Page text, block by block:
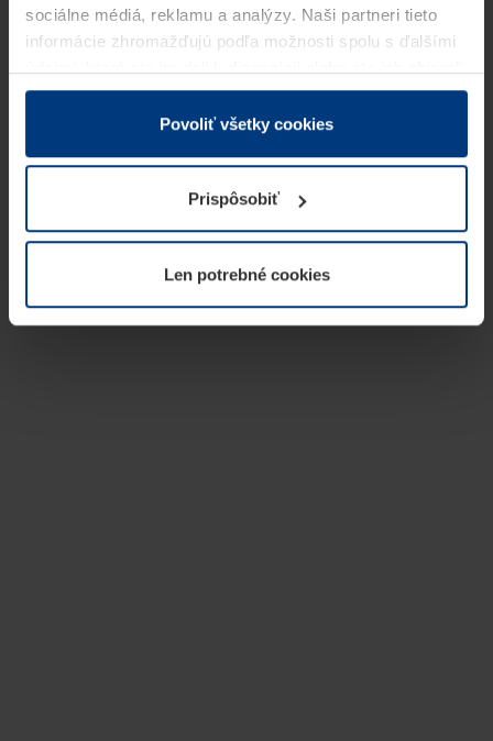
sociálne médiá, reklamu a analýzy. Naši partneri tieto
informácie zhromažďujú podľa možnosti spolu s ďalšími
v rámci Vášho využívania služieb.
Z právneho hľadiska môžeme cookies ukladať na Vašom
prevádzku tejto stránky. Pre všetky ostatné typy cookie
potrebujeme Vaše povolenie. Vaše povolenie môžete
kedykoľvek zmeniť alebo odvolať vo vysvetlení cookie
našej webovej stránky.
Povoliť všetky cookies
Prispôsobiť
Len potrebné cookies